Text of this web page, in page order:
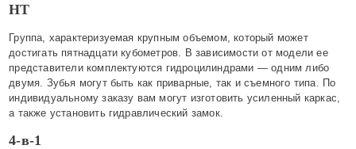
НТ
Группа, характеризуемая крупным объемом, который может
достигать пятнадцати кубометров. В зависимости от модели ее
представители комплектуются гидроцилиндрами — одним либо
двумя. Зубья могут быть как приварные, так и съемного типа. По
индивидуальному заказу вам могут изготовить усиленный каркас,
а также установить гидравлический замок.
4-в-1